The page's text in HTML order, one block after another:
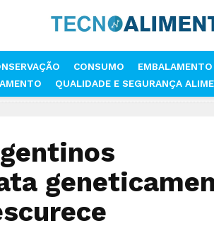
CONSUMO
QUALIDADE E SEGURANÇA
ARGENTINOS DESENVOLVEM BATATA